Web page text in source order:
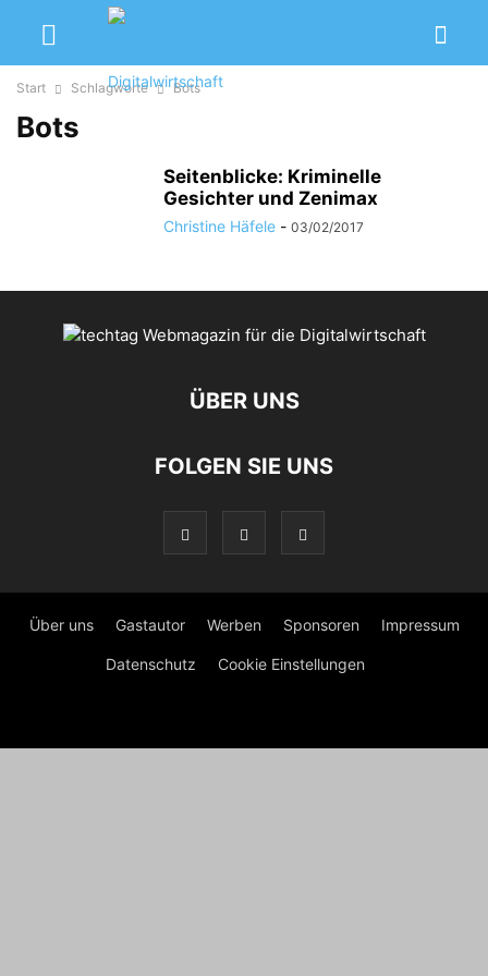
Start Schlagworte Bots
Bots
Seitenblicke: Kriminelle
Gesichter und Zenimax
Christine Häfele - 03/02/2017
ÜBER UNS
FOLGEN SIE UNS
Über uns Gastautor Werben Sponsoren Impressum
Datenschutz Cookie Einstellungen